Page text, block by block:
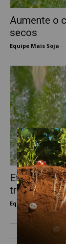
Aumente o
secos
Equipe Mais Soja
Eficiência
tripes em
Equipe Mais Soja -